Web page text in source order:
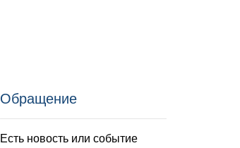
Обращение
Есть новость или событие